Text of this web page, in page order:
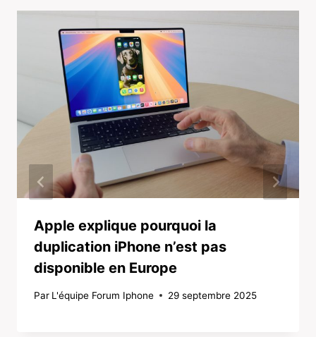
Apple explique pourquoi la
duplication iPhone n’est pas
disponible en Europe
Par L'équipe Forum Iphone 29 septembre 2025